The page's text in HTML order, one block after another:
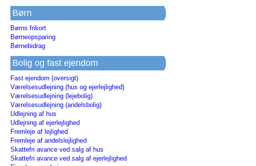
Børn
Børns frikort
Børneopsparing
Børnebidrag
Bolig og fast ejendom
Fast ejendom (oversigt)
Værelsesudlejning (hus og ejerlejlighed)
Værelsesudlejning (lejebolig)
Værelsesudlejning (andelsbolig)
Udlejning af hus
Udlejning af ejerlejlighed
Fremleje af lejlighed
Fremleje af andelslejlighed
Skattefri avance ved salg af hus
Skattefri avance ved salg af ejerlejlighed